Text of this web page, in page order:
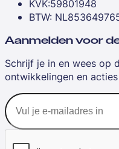
KVK:59801948
BTW:
Aanmelden voor
Schrijf je in en wees op
ontwikkelingen en